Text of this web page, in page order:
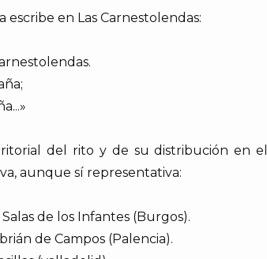
en Las Carnestolendas:
del rito y de su distribución en
aunque sí representativa:
de los Infantes (Burgos).
de Campos (Palencia).